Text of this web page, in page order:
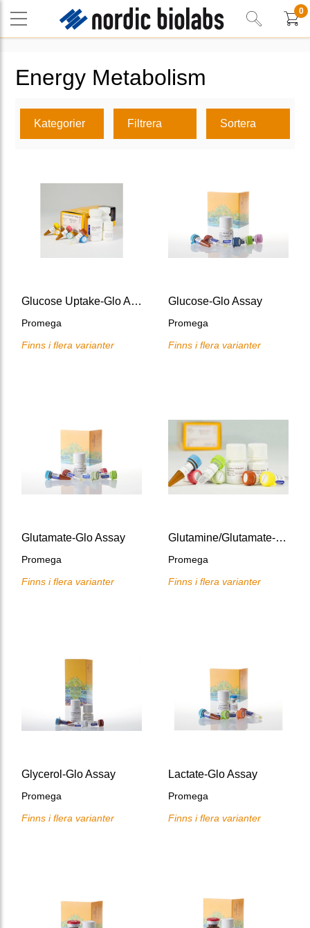
0
Energy Metabolism
Kategorier Filtrera Sortera
Glucose Uptake-Glo Assay
Promega
Finns i flera varianter
Glucose-Glo Assay
Promega
Finns i flera varianter
Glutamate-Glo Assay
Promega
Finns i flera varianter
Glutamine/Glutamate-Glo Assay
Promega
Finns i flera varianter
Glycerol-Glo Assay
Promega
Finns i flera varianter
Lactate-Glo Assay
Promega
Finns i flera varianter